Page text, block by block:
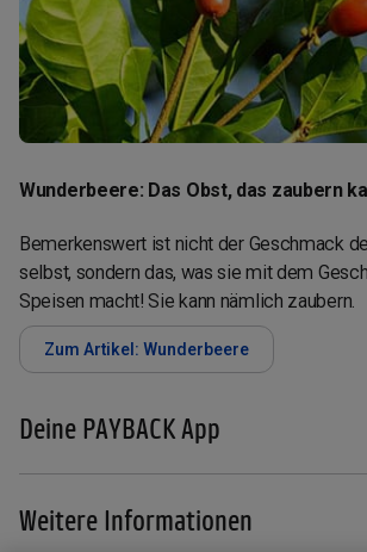
Wunderbeere: Das Obst, das zaubern
Bemerkenswert ist nicht der Geschmack
selbst, sondern das, was sie mit dem
Speisen macht! Sie kann nämlich zaubern.
Zum Artikel: Wunderbeere
Deine PAYBACK App
Weitere Informationen